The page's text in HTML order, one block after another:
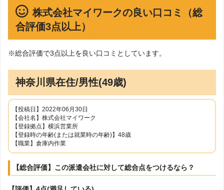
株式会社マイワークの良い口コミ（総
合評価3点以上）
※総合評価で3点以上を良い口コミとしています。
神奈川県在住/男性(49歳)
【投稿日】2022年06月30日
【会社名】株式会社マイワーク
【登録拠点】横浜営業所
【登録時の年齢(または就業時の年齢)】48歳
【職業】倉庫内作業
【総合評価】この派遣会社に対して総合点をつけるなら？